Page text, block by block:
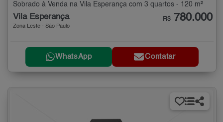
Sobrado à Venda na Vila Esperança com 3 quartos - 120 m²
Vila Esperança
Zona Leste - São Paulo
R$ 780.000
WhatsApp Contatar